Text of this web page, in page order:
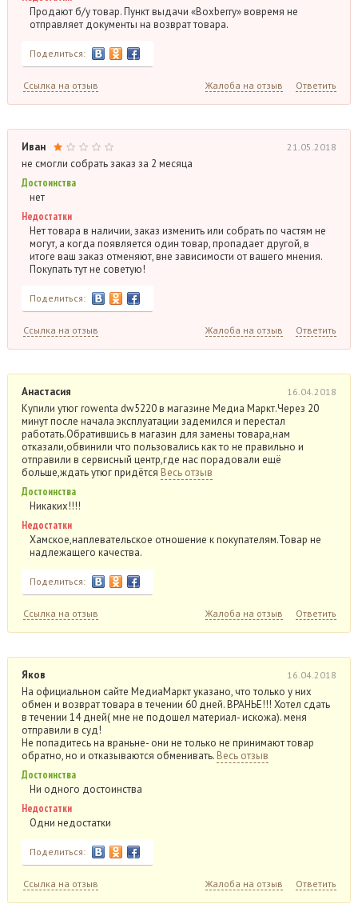
Продают б/у товар. Пункт выдачи «Boxberry» вовремя не
отправляет документы на возврат товара.
Поделиться:
Ссылка на отзыв Жалоба на отзыв Ответить
Иван 21.05.2018
не смогли собрать заказ за 2 месяца
Достоинства
нет
Недостатки
Нет товара в наличии, заказ изменить или собрать по частям не
могут, а когда появляется один товар, пропадает другой, в
итоге ваш заказ отменяют, вне зависимости от вашего мнения.
Покупать тут не советую!
Поделиться:
Ссылка на отзыв Жалоба на отзыв Ответить
Анастасия 16.04.2018
Купили утюг rowenta dw5220 в магазине Медиа Маркт.Через 20
минут после начала эксплуатации задемился и перестал
работать.Обратившись в магазин для замены товара,нам
отказали,обвинили что пользовались как то не правильно и
отправили в сервисный центр,где нас порадовали ещё
больше,ждать утюг придётся Весь отзыв
Достоинства
Никаких!!!!
Недостатки
Хамское,наплевательское отношение к покупателям.Товар не
надлежащего качества.
Поделиться:
Ссылка на отзыв Жалоба на отзыв Ответить
Яков 16.04.2018
На официальном сайте МедиаМаркт указано, что только у них
обмен и возврат товара в течении 60 дней. ВРАНЬЕ!!! Хотел сдать
в течении 14 дней( мне не подошел материал- искожа). меня
отправили в суд!
Не попадитесь на враньне- они не только не принимают товар
обратно, но и отказываются обменивать. Весь отзыв
Достоинства
Ни одного достоинства
Недостатки
Одни недостатки
Поделиться:
Ссылка на отзыв Жалоба на отзыв Ответить